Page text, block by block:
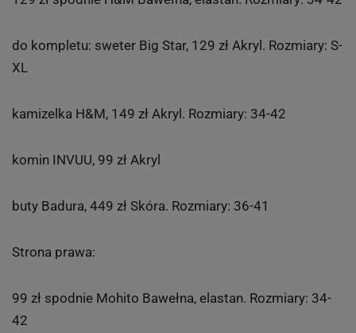
do kompletu: sweter Big Star, 129 zł Akryl. Rozmiary: S-
XL
kamizelka H&M, 149 zł Akryl. Rozmiary: 34-42
komin INVUU, 99 zł Akryl
buty Badura, 449 zł Skóra. Rozmiary: 36-41
Strona prawa:
99 zł spodnie Mohito Bawełna, elastan. Rozmiary: 34-
42